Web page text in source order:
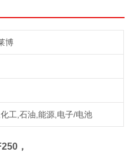
博
工,石油,能源,电子/电池
，